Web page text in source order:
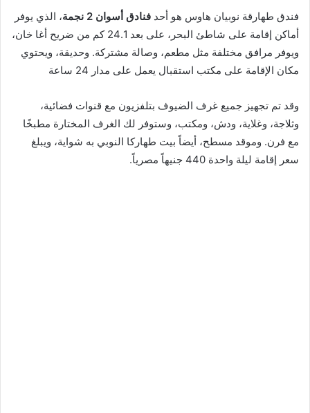
فندق طهارقة نوبيان هاوس هو أحد فنادق أسوان 2 نجمة
، الذي يوفر
أماكن إقامة على شاطئ البحر، على بعد 24.1 كم من ضريح أغا خان،
ويوفر مرافق مختلفة مثل مطعم، وصالة مشتركة. وحديقة، ويحتوي
مكان الإقامة على مكتب استقبال يعمل على مدار 24 ساعة
وقد تم تجهيز جميع غرف الضيوف بتلفزيون مع قنوات فضائية،
وثلاجة، وغلاية، ودش، ومكتب، وستوفر لك الغرف المختارة مطبخًا
مع فرن. وموقد مسطح، أيضاً بيت طهاركا النوبي به شواية، ويبلغ
سعر إقامة ليلة واحدة 440 جنيهاً مصرياً.